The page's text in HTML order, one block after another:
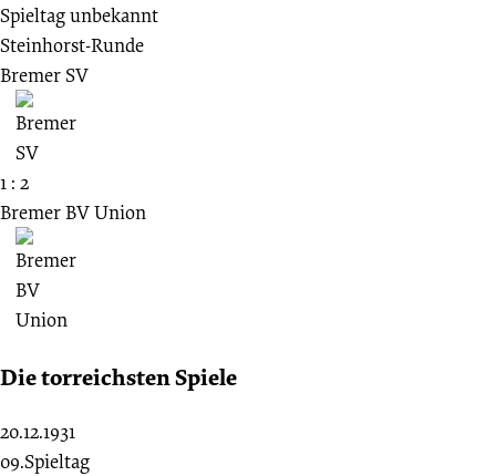
Spieltag unbekannt
Steinhorst-Runde
Bremer SV
1 : 2
Bremer BV Union
Die torreichsten Spiele
20.12.1931
09.Spieltag